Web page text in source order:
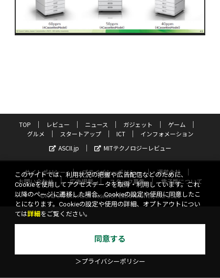
TOP レビュー ニュース ガジェット
ゲーム
グルメ
スタートアップ ICT
インフォメーション
ASCII.jp
MITテクノロジーレビュー
サイトポリシー プライバシーポリシー
運営会社
お問い合わせ
広告掲載 スタッフ募集
電子版について
©KADOKAWA ASCII Research Laboratories, Inc. 2026
このサイトでは、利用状況の把握や広告配信などのために、
Cookieを使用してアクセスデータを取得・利用しています。これ
以降のページに遷移した場合、Cookieの設定や使用に同意したこ
とになります。Cookieの設定や使用の詳細、オプトアウトについ
ては詳細 をご覧ください。
同意する
＞プライバシーポリシー